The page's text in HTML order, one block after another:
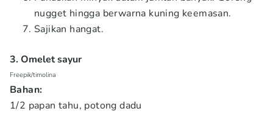
nugget hingga berwarna kuning keemasan.
Sajikan hangat.
3. Omelet sayur
Freepik/timolina
Bahan:
1/2 papan tahu, potong dadu